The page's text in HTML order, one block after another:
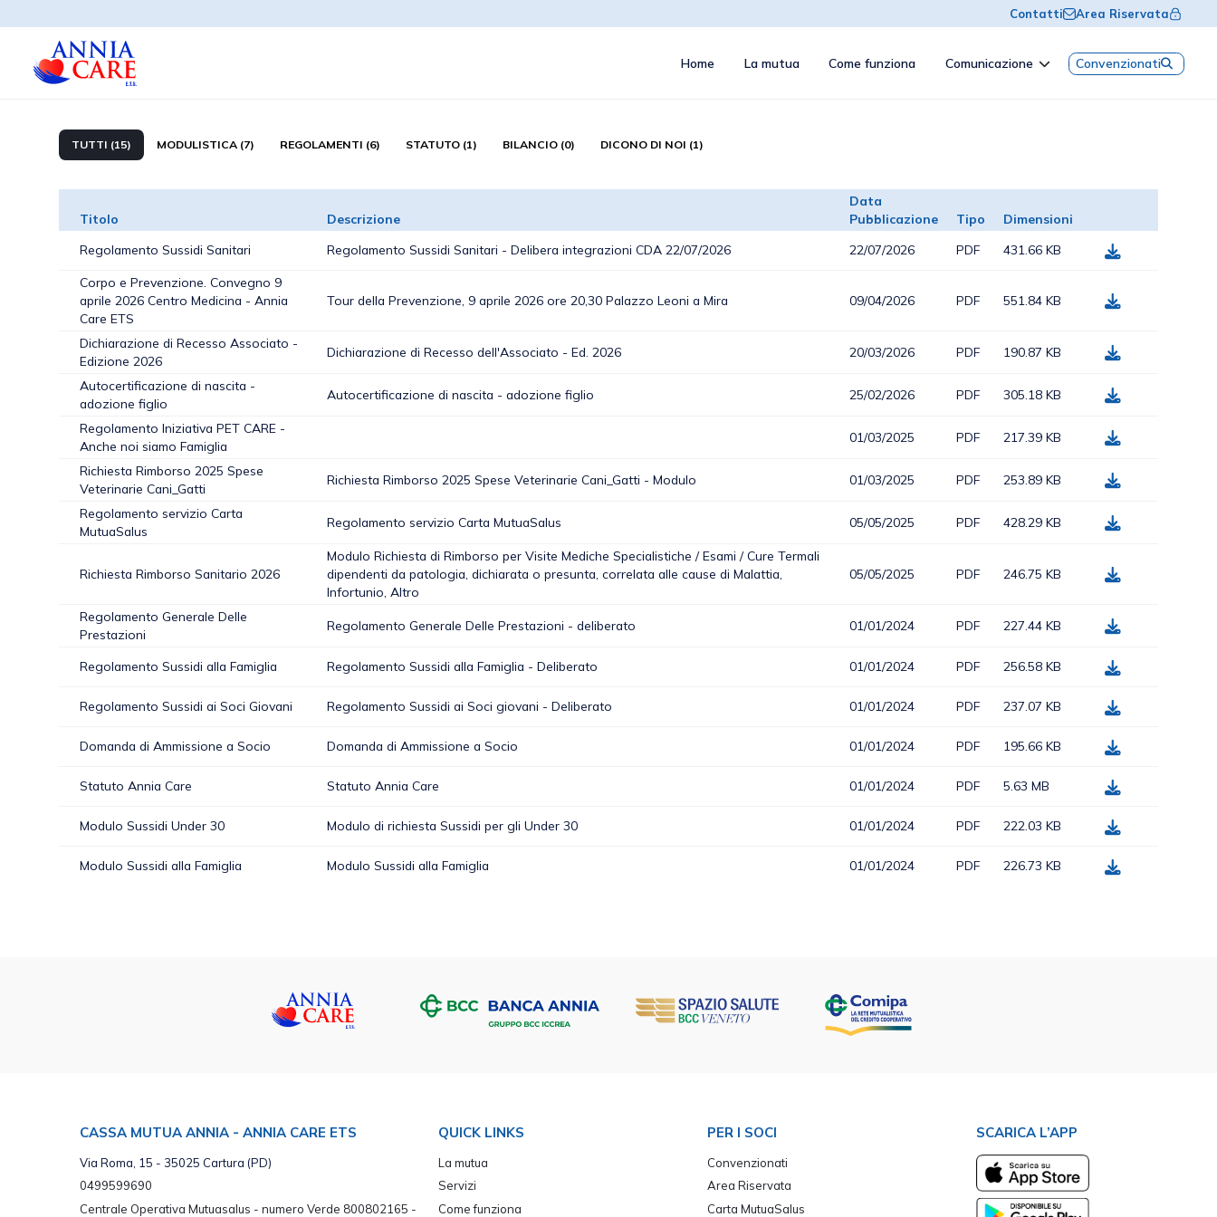
Contatti Area Riservata
Home La mutua Come funziona Comunicazione Convenzionati
TUTTI (15) MODULISTICA (7) REGOLAMENTI (6) STATUTO (1) BILANCIO (0) DICONO DI NOI (1)
Titolo Descrizione
Data
Pubblicazione
Tipo
Dimensioni
Regolamento Sussidi Sanitari
Regolamento Sussidi Sanitari - Delibera integrazioni CDA 22/07/2026 22/07/2026 PDF 431.66 KB
Corpo e Prevenzione. Convegno 9
aprile 2026 Centro Medicina - Annia
Care ETS
Tour della Prevenzione, 9 aprile 2026 ore 20,30 Palazzo Leoni a Mira 09/04/2026 PDF 551.84 KB
Dichiarazione di Recesso Associato -
Edizione 2026
Dichiarazione di Recesso dell'Associato - Ed. 2026 20/03/2026 PDF 190.87 KB
Autocertificazione di nascita -
adozione figlio
Autocertificazione di nascita - adozione figlio 25/02/2026 PDF 305.18 KB
Regolamento Iniziativa PET CARE -
Anche noi siamo Famiglia
01/03/2025 PDF 217.39 KB
Richiesta Rimborso 2025 Spese
Veterinarie Cani_Gatti
Richiesta Rimborso 2025 Spese Veterinarie Cani_Gatti - Modulo 01/03/2025 PDF 253.89 KB
Regolamento servizio Carta
MutuaSalus
Regolamento servizio Carta MutuaSalus 05/05/2025 PDF 428.29 KB
Richiesta Rimborso Sanitario 2026
Modulo Richiesta di Rimborso per Visite Mediche Specialistiche / Esami / Cure Termali
dipendenti da patologia, dichiarata o presunta, correlata alle cause di Malattia,
Infortunio, Altro
05/05/2025 PDF 246.75 KB
Regolamento Generale Delle
Prestazioni
Regolamento Generale Delle Prestazioni - deliberato 01/01/2024 PDF 227.44 KB
Regolamento Sussidi alla Famiglia Regolamento Sussidi alla Famiglia - Deliberato 01/01/2024 PDF 256.58 KB
Regolamento Sussidi ai Soci Giovani Regolamento Sussidi ai Soci giovani - Deliberato 01/01/2024 PDF 237.07 KB
Domanda di Ammissione a Socio Domanda di Ammissione a Socio 01/01/2024 PDF 195.66 KB
Statuto Annia Care Statuto Annia Care 01/01/2024 PDF 5.63 MB
Modulo Sussidi Under 30 Modulo di richiesta Sussidi per gli Under 30 01/01/2024 PDF 222.03 KB
Modulo Sussidi alla Famiglia Modulo Sussidi alla Famiglia 01/01/2024 PDF 226.73 KB
CASSA MUTUA ANNIA - ANNIA CARE ETS
Via Roma, 15 - 35025 Cartura (PD)
0499599690
Centrale Operativa Mutuasalus - numero Verde 800802165 -
QUICK LINKS
La mutua
Servizi
Come funziona
PER I SOCI
Convenzionati
Area Riservata
Carta MutuaSalus
SCARICA L’APP